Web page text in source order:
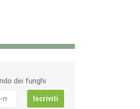
dei funghi
Iscriviti